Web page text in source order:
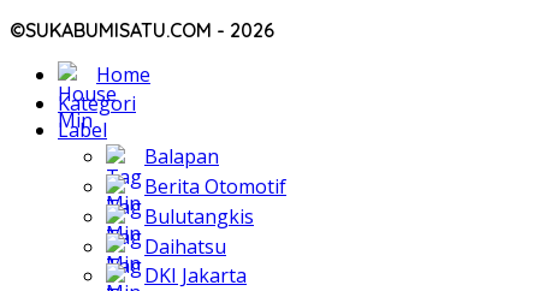
©SUKABUMISATU.COM - 2026
Home
Kategori
Label
Balapan
Berita Otomotif
Bulutangkis
Daihatsu
DKI Jakarta